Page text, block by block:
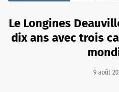
Le Longines
dix ans avec trois
9 août